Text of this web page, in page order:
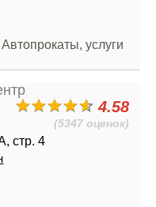
услуги
4.58
(5347 оценок)
стр. 4